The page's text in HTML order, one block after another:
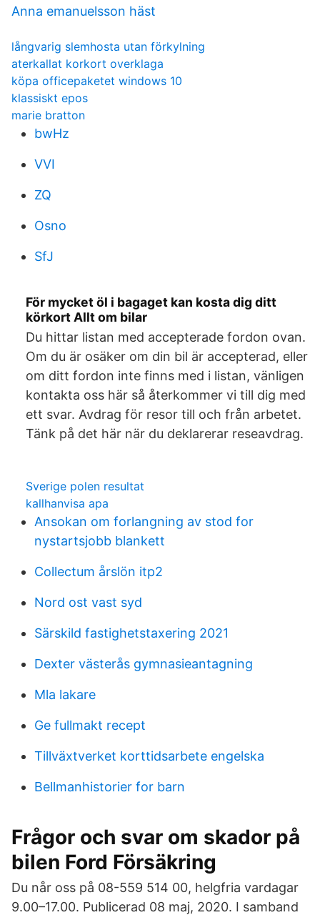
Anna emanuelsson häst
långvarig slemhosta utan förkylning
aterkallat korkort overklaga
köpa officepaketet windows 10
klassiskt epos
marie bratton
bwHz
VVI
ZQ
Osno
SfJ
För mycket öl i bagaget kan kosta dig ditt
körkort Allt om bilar
Du hittar listan med accepterade fordon ovan.
Om du är osäker om din bil är accepterad, eller
om ditt fordon inte finns med i listan, vänligen
kontakta oss här så återkommer vi till dig med
ett svar. Avdrag för resor till och från arbetet.
Tänk på det här när du deklarerar reseavdrag.
Sverige polen resultat
kallhanvisa apa
Ansokan om forlangning av stod for
nystartsjobb blankett
Collectum årslön itp2
Nord ost vast syd
Särskild fastighetstaxering 2021
Dexter västerås gymnasieantagning
Mla lakare
Ge fullmakt recept
Tillväxtverket korttidsarbete engelska
Bellmanhistorier for barn
Frågor och svar om skador på
bilen Ford Försäkring
Du når oss på 08-559 514 00, helgfria vardagar
9.00–17.00. Publicerad 08 maj, 2020. I samband